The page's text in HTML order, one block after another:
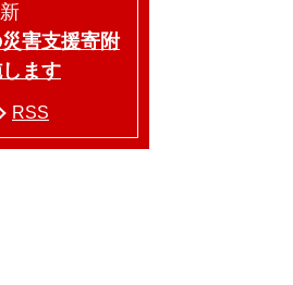
害支援寄附
ます
RSS